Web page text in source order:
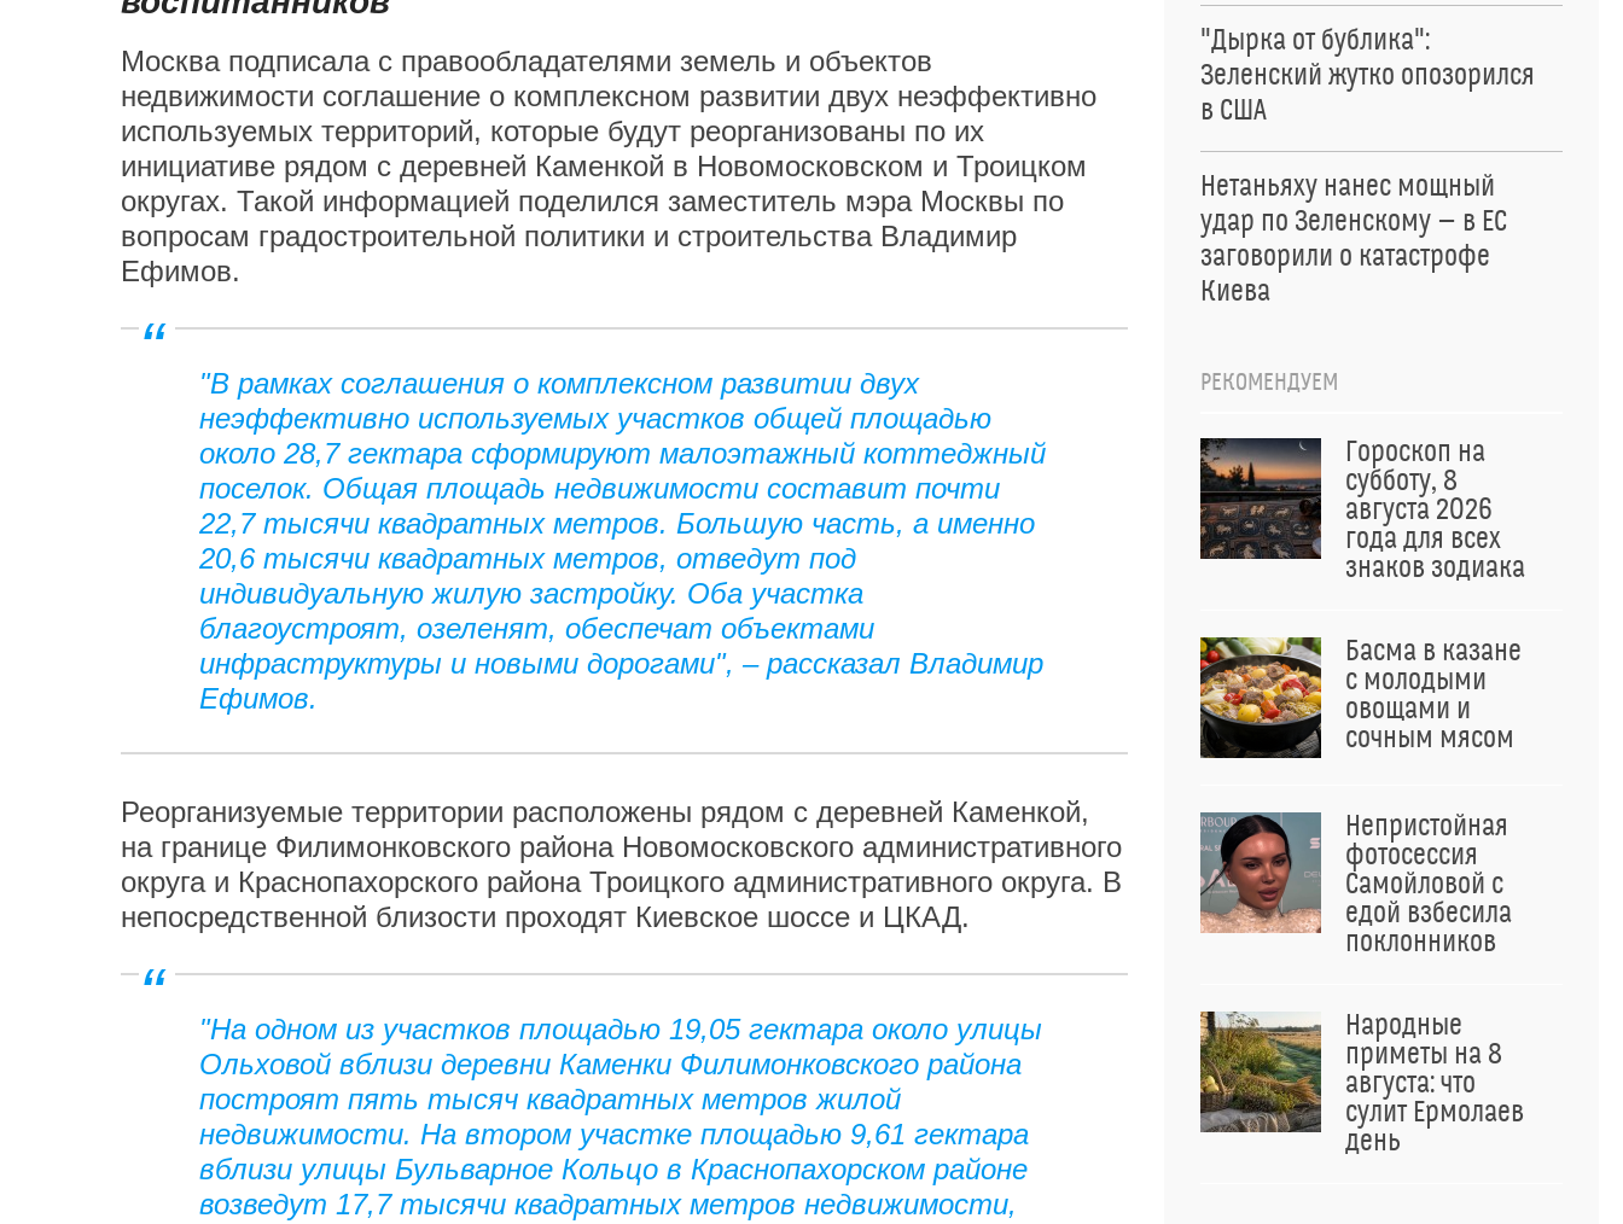
Москва подписала с правообладателями земель и объектов
недвижимости соглашение о комплексном развитии двух неэффективно
используемых территорий, которые будут реорганизованы по их
инициативе рядом с деревней Каменкой в Новомосковском и Троицком
округах. Такой информацией поделился заместитель мэра Москвы по
вопросам градостроительной политики и строительства Владимир
Ефимов.
"В рамках соглашения о комплексном развитии двух
неэффективно используемых участков общей площадью
около 28,7 гектара сформируют малоэтажный коттеджный
поселок. Общая площадь недвижимости составит почти
22,7 тысячи квадратных метров. Большую часть, а именно
20,6 тысячи квадратных метров, отведут под
индивидуальную жилую застройку. Оба участка
благоустроят, озеленят, обеспечат объектами
инфраструктуры и новыми дорогами", – рассказал Владимир
Ефимов.
Реорганизуемые территории расположены рядом с деревней Каменкой,
на границе Филимонковского района Новомосковского административного
округа и Краснопахорского района Троицкого административного округа. В
непосредственной близости проходят Киевское шоссе и ЦКАД.
"На одном из участков площадью 19,05 гектара около улицы
Ольховой вблизи деревни Каменки Филимонковского района
построят пять тысяч квадратных метров жилой
недвижимости. На втором участке площадью 9,61 гектара
вблизи улицы Бульварное Кольцо в Краснопахорском районе
возведут 17,7 тысячи квадратных метров недвижимости,
"Дырка от бублика":
Зеленский жутко опозорился
в США
Нетаньяху нанес мощный
удар по Зеленскому — в ЕС
заговорили о катастрофе
Киева
РЕКОМЕНДУЕМ
Гороскоп на
субботу, 8
августа 2026
года для всех
знаков зодиака
Басма в казане
с молодыми
овощами и
сочным мясом
Непристойная
фотосессия
Самойловой с
едой взбесила
поклонников
Народные
приметы на 8
августа: что
сулит Ермолаев
день